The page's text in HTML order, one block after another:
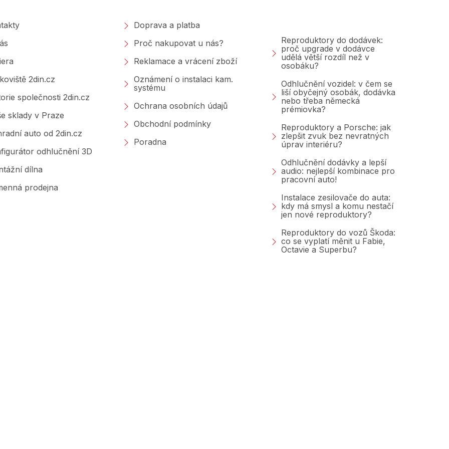
2din.cz
společnosti 2din.cz
sklady v Praze
auto od 2din.cz
odhlučnění 3D
dílna
prodejna
Doprava a platba
Proč nakupovat u nás?
Reklamace a vrácení zboží
Oznámení o instalaci kam.
systému
Ochrana osobních údajů
Obchodní podmínky
Poradna
Reproduktory do dodávek:
proč upgrade v dodávce
udělá větší rozdíl než v
osobáku?
Odhlučnění vozidel: v čem se
liší obyčejný osobák, dodávka
nebo třeba německá
prémiovka?
Reproduktory a Porsche: jak
zlepšit zvuk bez nevratných
úprav interiéru?
Odhlučnění dodávky a lepší
audio: nejlepší kombinace pro
pracovní auto!
Instalace zesilovače do auta:
kdy má smysl a komu nestačí
jen nové reproduktory?
Reproduktory do vozů Škoda:
co se vyplatí měnit u Fabie,
Octavie a Superbu?